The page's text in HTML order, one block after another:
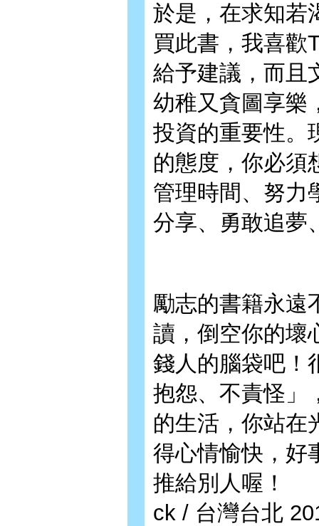
於是，在求知若
買此書，我喜歡
給予建議，而且
幼稚又貪圖享樂
投資的重要性。
的態度，你必須
管理時間、努力
分享、勇敢追夢
勵志的書籍永遠
讀，倒空你的壞
錢人的腦袋吧！
抱怨、不責怪」
的生活，你站在
得心情愉快，好
推給別人喔！
ck / 台灣台北